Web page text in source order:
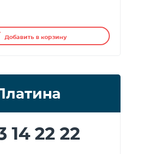
Добавить в корзину
14 22 22